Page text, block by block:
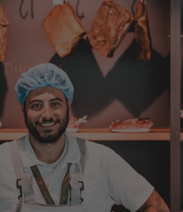
Kunde
Top Lieferung. Immer wieder👍
7.8.2026
Kunde
alles sehe lecker würde und werde
wieder bestellen. 👍🤤🤤❤️
Kunde